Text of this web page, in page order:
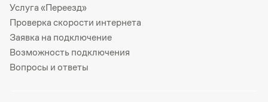
Услуга «Переезд»
Проверка скорости интернета
Заявка на подключение
Возможность подключения
Вопросы и ответы